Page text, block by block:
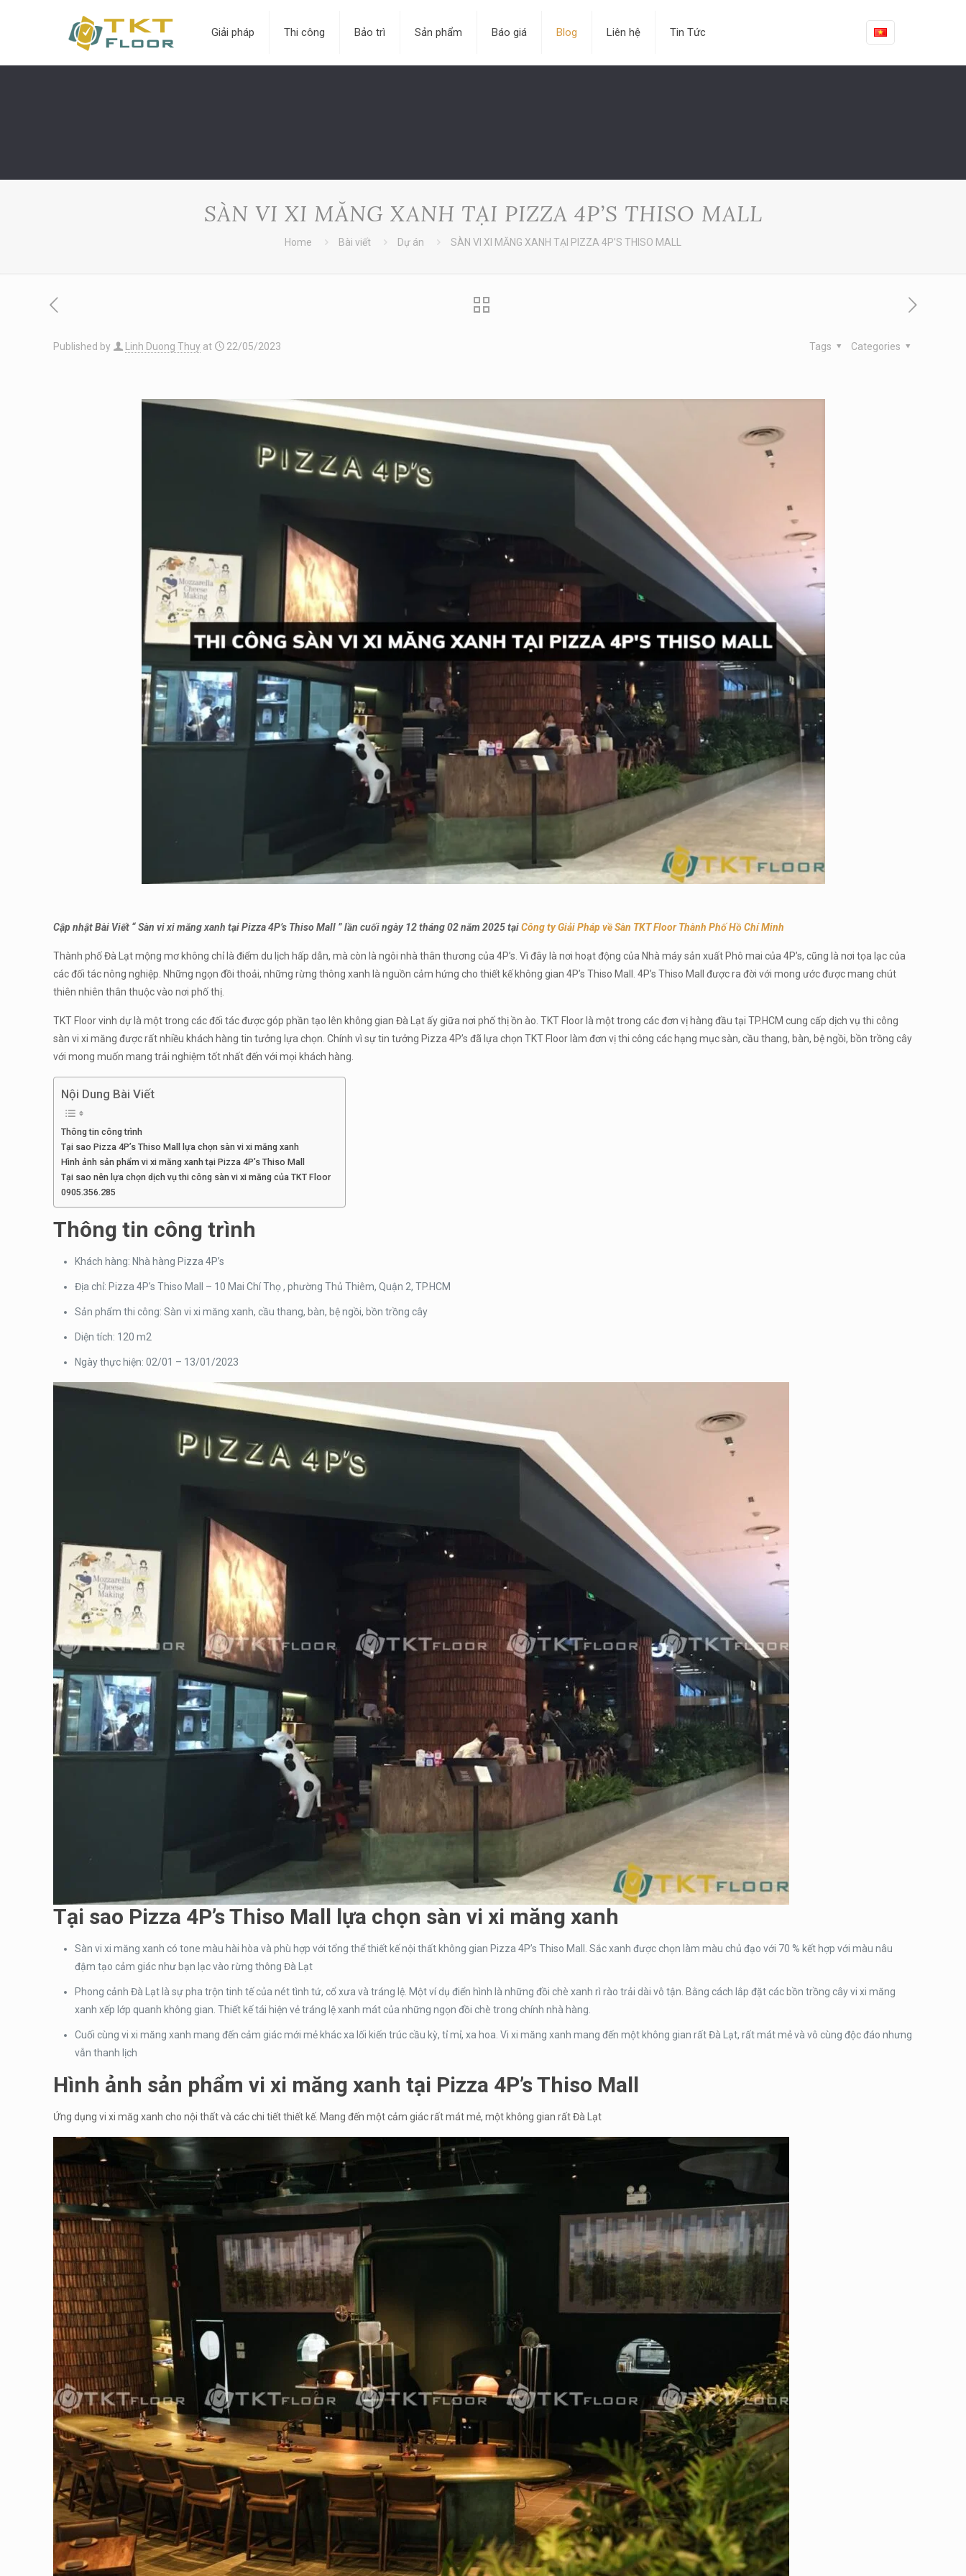
Giải pháp Thi công Bảo trì Sản phẩm Báo giá Blog Liên hệ Tin Tức
SÀN VI XI MĂNG XANH TẠI PIZZA 4P’S THISO MALL
Home Bài viết Dự án SÀN VI XI MĂNG XANH TẠI PIZZA 4P’S THISO MALL
Published by Linh Duong Thuy at 22/05/2023 Categories
Tags
Cập nhật Bài Viết “Sàn vi xi măng xanh tại Pizza 4P’s Thiso Mall ” lần cuối ngày 12 tháng 02 năm 2025 tạiCông ty Giải Pháp về Sàn TKT Floor Thành Phố Hồ Chí Minh
Thành phố Đà Lạt mộng mơ không chỉ là điểm du lịch hấp dẫn, mà còn là ngôi nhà thân thương của 4P’s. Vì đây là nơi hoạt động của Nhà máy sản xuất Phô mai của 4P’s, cũng là nơi tọa lạc của
các đối tác nông nghiệp. Những ngọn đồi thoải, những rừng thông xanh là nguồn cảm hứng cho thiết kế không gian 4P’s Thiso Mall. 4P’s Thiso Mall được ra đời với mong ước được mang chút
thiên nhiên thân thuộc vào nơi phố thị.
TKT Floor vinh dự là một trong các đối tác được góp phần tạo lên không gian Đà Lạt ấy giữa nơi phố thị ồn ào. TKT Floor là một trong các đơn vị hàng đầu tại TP.HCM cung cấp dịch vụ thi công
sàn vi xi măng được rất nhiều khách hàng tin tưởng lựa chọn. Chính vì sự tin tưởng Pizza 4P’s đã lựa chọn TKT Floor làm đơn vị thi công các hạng mục sàn, cầu thang, bàn, bệ ngồi, bồn trồng cây
với mong muốn mang trải nghiệm tốt nhất đến với mọi khách hàng.
Nội Dung Bài Viết
Thông tin công trình
Tại sao Pizza 4P’s Thiso Mall lựa chọn sàn vi xi măng xanh
Hình ảnh sản phẩm vi xi măng xanh tại Pizza 4P’s Thiso Mall
Tại sao nên lựa chọn dịch vụ thi công sàn vi xi măng của TKT Floor
0905.356.285
Thông tin công trình
Khách hàng: Nhà hàng Pizza 4P’s
Địa chỉ: Pizza 4P’s Thiso Mall – 10 Mai Chí Thọ , phường Thủ Thiêm, Quận 2, TP.HCM
Sản phẩm thi công: Sàn vi xi măng xanh, cầu thang, bàn, bệ ngồi, bồn trồng cây
Diện tích: 120 m2
Ngày thực hiện: 02/01 – 13/01/2023
Tại sao Pizza 4P’s Thiso Mall lựa chọn sàn vi xi măng xanh
Sàn vi xi măng xanh có tone màu hài hòa và phù hợp với tổng thể thiết kế nội thất không gian Pizza 4P’s Thiso Mall. Sắc xanh được chọn làm màu chủ đạo với 70 % kết hợp với màu nâu
đậm tạo cảm giác như bạn lạc vào rừng thông Đà Lạt
Phong cảnh Đà Lạt là sự pha trộn tinh tế của nét tình tứ, cổ xưa và tráng lệ. Một ví dụ điển hình là những đồi chè xanh rì rào trải dài vô tận. Bằng cách lắp đặt các bồn trồng cây vi xi măng
xanh xếp lớp quanh không gian. Thiết kế tái hiện vẻ tráng lệ xanh mát của những ngọn đồi chè trong chính nhà hàng.
Cuối cùng vi xi măng xanh mang đến cảm giác mới mẻ khác xa lối kiến trúc cầu kỳ, tỉ mỉ, xa hoa. Vi xi măng xanh mang đến một không gian rất Đà Lạt, rất mát mẻ và vô cùng độc đáo nhưng
vẫn thanh lịch
Hình ảnh sản phẩm vi xi măng xanh tại Pizza 4P’s Thiso Mall
Ứng dụng vi xi măg xanh cho nội thất và các chi tiết thiết kế. Mang đến một cảm giác rất mát mẻ, một không gian rất Đà Lạt